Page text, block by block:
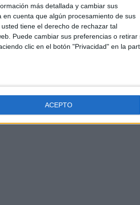
más detallada y cambiar sus
en cuenta que algún procesamiento de sus
tiene el derecho de rechazar tal
Puede cambiar sus preferencias o retirar
clic en el botón "Privacidad" en la
ACEPTO